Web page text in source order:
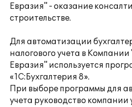
Евразия" - оказание
строительстве.
Для автоматизации
налогового учета в
Евразия" используется
«1С:Бухгалтерия 8».
При выборе программы для
учета руководство компании